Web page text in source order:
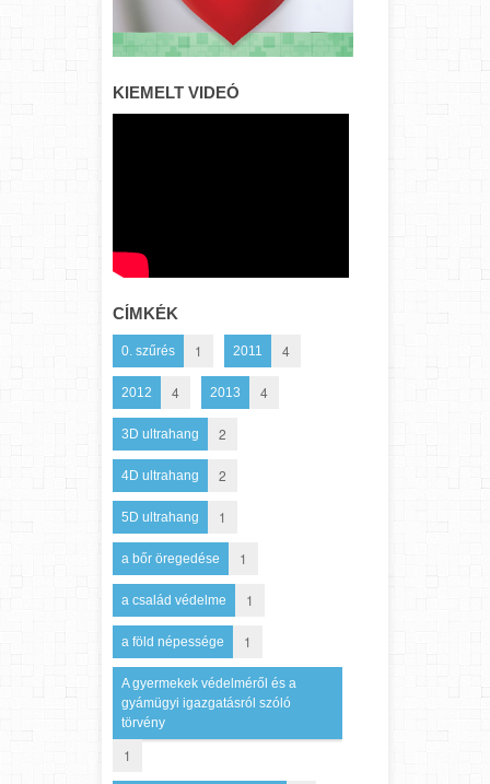
KIEMELT VIDEÓ
CÍMKÉK
0. szűrés 1 2011 4
2012 4 2013 4
3D ultrahang 2
4D ultrahang 2
5D ultrahang 1
a bőr öregedése 1
a család védelme 1
a föld népessége 1
A gyermekek védelméről és a
gyámügyi igazgatásról szóló
törvény
1